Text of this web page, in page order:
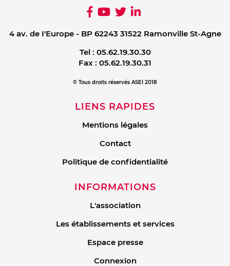
4 av. de I'Europe - BP 62243 31522 Ramonville St-Agne
Tel : 05.62.19.30.30
Fax : 05.62.19.30.31
© Tous droits réservés ASEI 2018
LIENS RAPIDES
Mentions légales
Contact
Politique de confidentialité
INFORMATIONS
L'association
Les établissements et services
Espace presse
Connexion